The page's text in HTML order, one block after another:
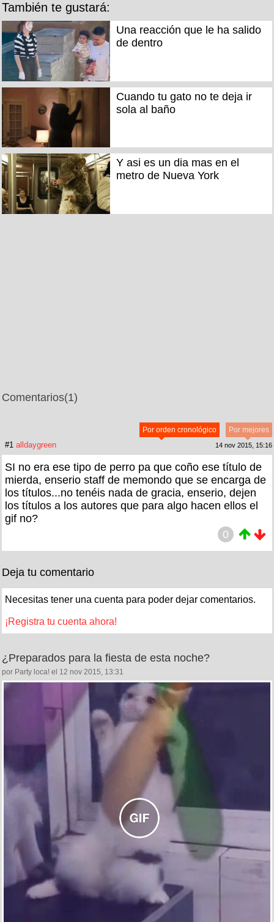
También te gustará:
Una reacción que le ha salido
de dentro
Cuando tu gato no te deja ir
sola al baño
Y asi es un dia mas en el
metro de Nueva York
Comentarios(1)
Por mejores
Por orden cronológico
#1 alldaygreen 14 nov 2015, 15:16
SI no era ese tipo de perro pa que coño ese título de
mierda, enserio staff de memondo que se encarga de
los títulos...no tenéis nada de gracia, enserio, dejen
los títulos a los autores que para algo hacen ellos el
gif no?
0
Deja tu comentario
Necesitas tener una cuenta para poder dejar comentarios.
¡Registra tu cuenta ahora!
¿Preparados para la fiesta de esta noche?
por Party loca! el 12 nov 2015, 13:31